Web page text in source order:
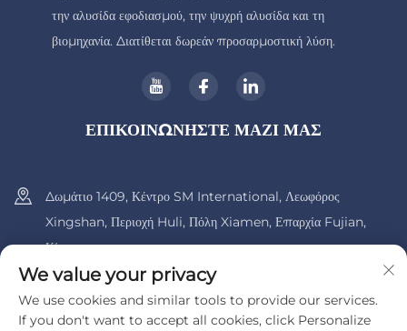
την αλυσίδα εφοδιασμού, την ψυχρή αλυσίδα και τη
βιομηχανία. Διατίθεται δωρεάν προσαρμοστική λύση.
ΕΠΙΚΟΙΝΩΝΗΣΤΕ ΜΑΖΙ ΜΑΣ
Δωμάτιο 1409, Κέντρο SM International, Λεωφόρος
Xingshan, Περιοχή Huli, Πόλη Xiamen, Επαρχία Fujian,
Κίνα.
+86-13600956803
[email protected]
We value your privacy
We use cookies and similar tools to provide our services.
If you don't want to accept all cookies, click Personalize